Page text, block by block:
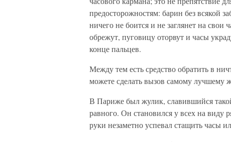
предосторожностям: барин без всякой
ничего не боится и не заглянет на
обрежут, пуговицу оторвут и часы
конце пальцев.
Между тем есть средство обратить в
можете сделать вызов самому лучшему
В Париже был жулик, славившийся
равного. Он становился у всех на
руки незаметно успевал стащить часы